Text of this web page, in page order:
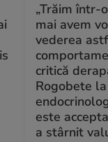
„Trăim într-
mai avem
vederea
critică
Rogobete
este
a stârnit